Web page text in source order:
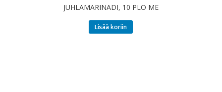
JUHLAMARINADI, 10 PLO ME
Lisää koriin